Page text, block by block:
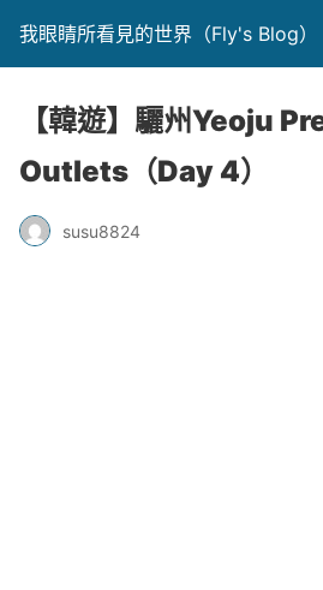
我眼睛所看見的世界（Fly's Blog）
【韓遊】驪州Yeoju
Outlets（Day 4）
susu8824